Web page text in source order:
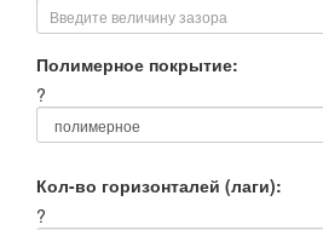
Полимерное покрытие:
?
Кол-во горизонталей (лаги):
?